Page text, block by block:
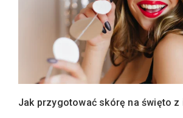
Jak przygotować skórę na święto z